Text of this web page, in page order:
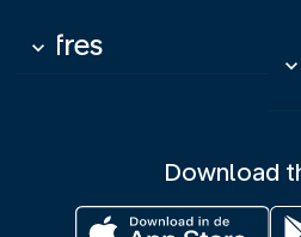
Offres
keyboard_arrow_down
keyboard_arrow_down
Download